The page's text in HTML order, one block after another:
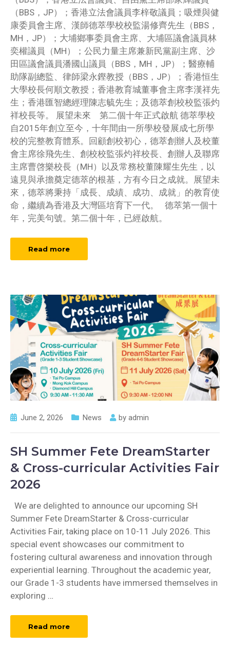
（BBS，JP）；香港立法會議員李梓敬議員；吸煙與健
康委員會主席、漢師德萃學校校監湯修齊先生（BBS，
MH，JP）；大埔鄉事委員會主席、大埔區議會議員林
奕權議員（MH）；公民力量主席兼新民黨副主席、沙
田區議會議員潘國山議員（BBS，MH，JP）；醫療輔
助隊副總監、律師梁永鏗教授（BBS，JP）；香港恒生
大學校長何順文教授；香港教育城董事會主席李漢祥先
生；香港匯智總經理陳志毓先生；及德萃創校校監張灼
祥校長等。 展望未來 第二個十年正式啟航 德萃學校
自2015年創立至今，十年間由一所學校發展成七所學
校的完整教育體系。回顧創校初心，德萃創辦人及校董
會主席徐飛先生、創校校監張灼祥校長、創辦人及聯席
主席曹啓樂校長（MH）以及常務校董陳耀生先生，以
遠見與承擔奠定德萃的根基，方有今日之成就。展望未
來，德萃將秉持「成長、成績、成功、成就」的教育使
命，繼續為香港及大灣區培育下一代。 德萃第一個十
年，完美句號。第二個十年，已經啟航。
Read more
June 2, 2026 News by admin
SH Summer Fete DreamStarter
& Cross-curricular Activities Fair
2026
We are delighted to announce our upcoming SH
Summer Fete DreamStarter & Cross-curricular
Activities Fair, taking place on 10-11 July 2026. This
special event showcases our commitment to
fostering cultural awareness and innovation through
experiential learning. Throughout the academic year,
our Grade 1-3 students have immersed themselves in
exploring …
Read more